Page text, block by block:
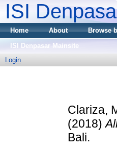
ISI
Home About Browse
ISI Denpasar Mainsite
Login
Clariza,
(2018)
Bali.